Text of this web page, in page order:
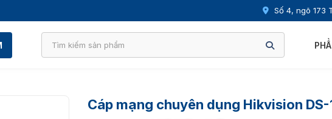
Số 4, ngõ 173
Cáp mạng chuyên dụng Hikvision